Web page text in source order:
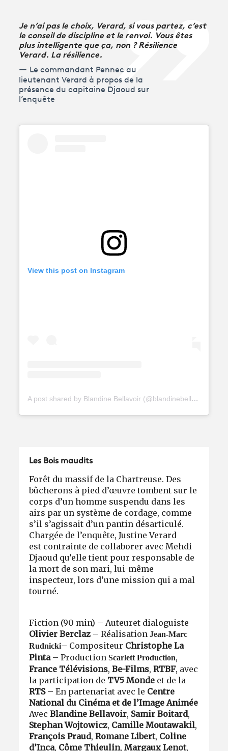
Je n’ai pas le choix, Verard, si vous partez, c’est
le conseil de discipline et le renvoi. Vous êtes
plus intelligente que ça, non ? Résilience
Verard. La résilience.
Le commandant Pennec au
lieutenant Verard à propos de la
présence du capitaine Djaoud sur
l’enquête
View this post on Instagram
A post shared by Blandine Bellavoir (@blandinebellavoir)
Les Bois maudits
Forêt du massif de la Chartreuse. Des
bûcherons à pied d’œuvre tombent sur le
corps d’un homme suspendu dans les
airs par un système de cordage, comme
s’il s’agissait d’un pantin désarticulé.
Chargée de l’enquête, Justine Verard
est contrainte de collaborer avec Mehdi
Djaoud qu’elle tient pour responsable de
la mort de son mari, lui-même
inspecteur, lors d’une mission qui a mal
tourné.
Fiction (90 min) – Auteuret dialoguiste
Olivier Berclaz – RéalisationJean-Marc
Rudnicki– Compositeur Christophe La
Pinta– ProductionScarlett Production,
France Télévisions,Be-Films, RTBF, avec
la participation de TV5 Monde et de la
RTS – En partenariat avec le Centre
National du Cinéma et de l’Image Animée
AvecBlandine Bellavoir, Samir Boitard,
Stephan Wojtowicz, Camille Moutawakil,
François Praud, Romane Libert, Coline
d’Inca, Côme Thieulin, Margaux Lenot,